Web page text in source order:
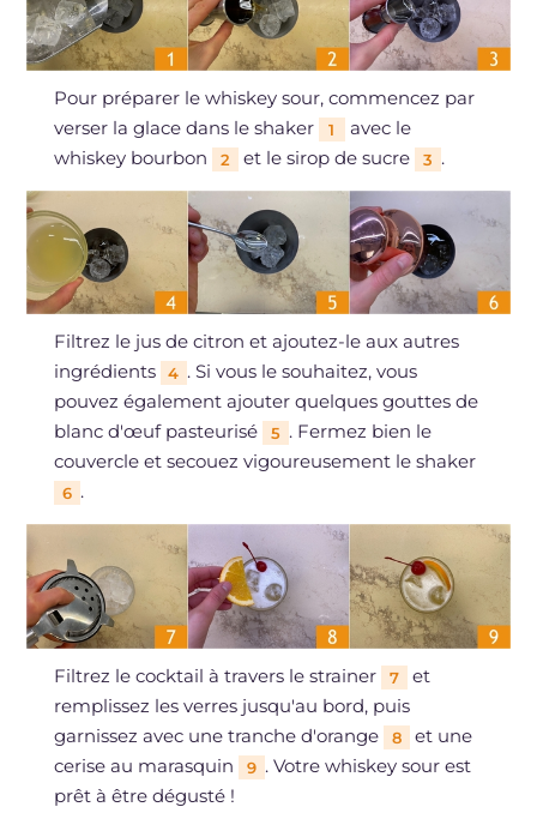
Pour préparer le whiskey sour, commencez par
verser la glace dans le shaker
1
avec le
whiskey bourbon
2 et le sirop de sucre 3 .
Filtrez le jus de citron et ajoutez-le aux autres
ingrédients
4 . Si vous le souhaitez, vous
pouvez également ajouter quelques gouttes de
blanc d'œuf pasteurisé
5 . Fermez bien le
couvercle et secouez vigoureusement le shaker
6 .
Filtrez le cocktail à travers le strainer 7
et
remplissez les verres jusqu'au bord, puis
garnissez avec une tranche d'orange
8
et une
cerise au marasquin
9 . Votre whiskey sour est
prêt à être dégusté !